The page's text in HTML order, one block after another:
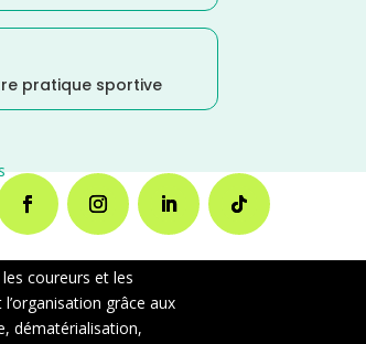
pratique sportive
coureurs et les
grâce aux
dématérialisation,